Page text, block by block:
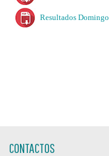
Resultados Domingo
CONTACTOS